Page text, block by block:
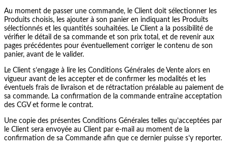
Au moment de passer une commande, le Client doit sélectionner les
Produits choisis, les ajouter à son panier en indiquant les Produits
sélectionnés et les quantités souhaitées. Le Client a la possibilité de
vérifier le détail de sa commande et son prix total, et de revenir aux
pages précédentes pour éventuellement corriger le contenu de son
panier, avant de le valider.
Le Client s’engage à lire les Conditions Générales de Vente alors en
vigueur avant de les accepter et de confirmer les modalités et les
éventuels frais de livraison et de rétractation préalable au paiement de
sa commande. La confirmation de la commande entraîne acceptation
des CGV et forme le contrat.
Une copie des présentes Conditions Générales telles qu’acceptées par
le Client sera envoyée au Client par e-mail au moment de la
confirmation de sa Commande afin que ce dernier puisse s’y reporter.